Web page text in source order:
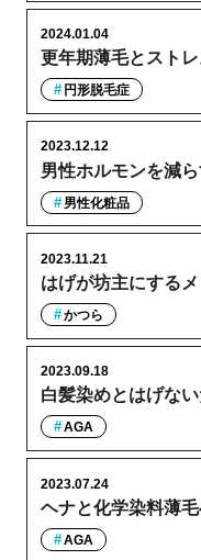
更年期薄毛とスト
2024.01.04
円形脱毛症
男性ホルモンを減
2023.12.12
男性化粧品
はげが坊主にする
2023.11.21
かつら
白髪染めとはげな
2023.09.18
AGA
ヘナと化学染料薄
2023.07.24
AGA